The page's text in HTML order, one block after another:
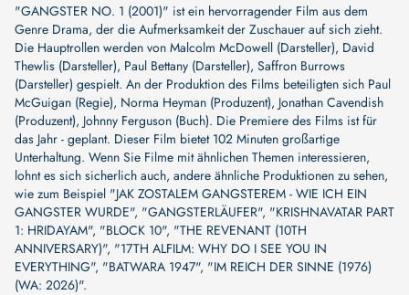
"GANGSTER NO. 1 (2001)" ist ein hervorragender Film aus dem
Genre Drama, der die Aufmerksamkeit der Zuschauer auf sich zieht.
Die Hauptrollen werden von Malcolm McDowell (Darsteller), David
Thewlis (Darsteller), Paul Bettany (Darsteller), Saffron Burrows
(Darsteller) gespielt. An der Produktion des Films beteiligten sich Paul
McGuigan (Regie), Norma Heyman (Produzent), Jonathan Cavendish
(Produzent), Johnny Ferguson (Buch). Die Premiere des Films ist für
das Jahr - geplant. Dieser Film bietet 102 Minuten großartige
Unterhaltung. Wenn Sie Filme mit ähnlichen Themen interessieren,
lohnt es sich sicherlich auch, andere ähnliche Produktionen zu sehen,
wie zum Beispiel "JAK ZOSTALEM GANGSTEREM - WIE ICH EIN
GANGSTER WURDE", "GANGSTERLÄUFER", "KRISHNAVATAR PART
1: HRIDAYAM", "BLOCK 10", "THE REVENANT (10TH
ANNIVERSARY)", "17TH ALFILM: WHY DO I SEE YOU IN
EVERYTHING", "BATWARA 1947", "IM REICH DER SINNE (1976)
(WA: 2026)".